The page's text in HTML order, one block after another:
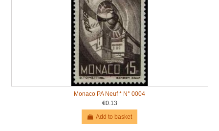
Monaco PA Neuf * N° 0004
€0.13
Add to basket